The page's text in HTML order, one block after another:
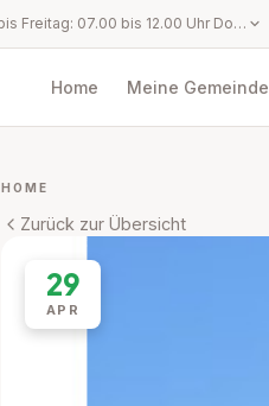
Montag bis Freitag: 07.00 bis 12.00 Uhr Donnerstag: 13.00 bis 17.00 Uhr
Home Meine Gemeinde
HOME
Zurück zur Übersicht
29
APR